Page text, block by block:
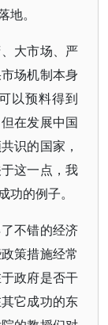
。
大市场、严
场机制本身
以预料得到
在发展中国
识的国家，
这一点，我
的例子。
不错的经济
策措施经常
政府是否干
它成功的东